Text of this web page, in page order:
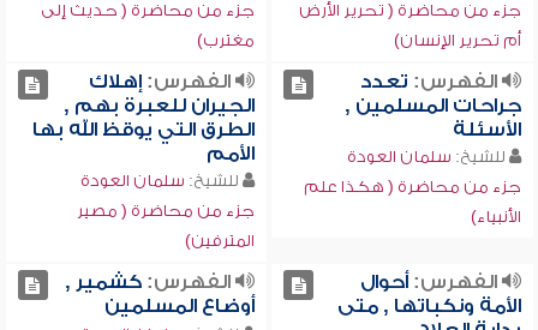
جزء من محاضرة ( تحرير الأرض
أم تحرير الإنسان)
جزء من محاضرة ( حديث إلى
مغترب)
الفهرس: تعدد
جراحات المسلمين ,
الأسئلة
للشيخ: سلمان العودة
جزء من محاضرة ( هكذا علم
الأنبياء)
الفهرس:إهلاك
الجيران للعبرة بهم ,
الطرق التي يوقظ الله بها
الأمم
للشيخ: سلمان العودة
جزء من محاضرة ( مصير
المترفين)
الفهرس:أحوال
الأمة ونكباتها , متى
الفهرس:كشمير ,
أوضاع المسلمين